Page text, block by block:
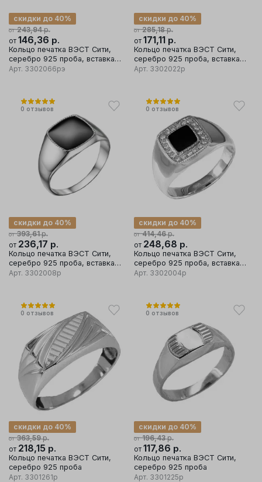
от 243,94р.
скидки до 40%
от 146,36 р.
Кольцо печатка ВЭСТ Сити,
серебро 925 проба, вставка
эмаль
Арт. 3302066рэ
от 285,18р.
скидки до 40%
от 171,11 р.
Кольцо печатка ВЭСТ Сити,
серебро 925 проба, вставка
фианит
Арт. 3302022р
0 отзывов
от 393,61р.
скидки до 40%
от 236,17 р.
Кольцо печатка ВЭСТ Сити,
серебро 925 проба, вставка
фианит
Арт. 3302008р
0 отзывов
от 414,46р.
скидки до 40%
от 248,68 р.
Кольцо печатка ВЭСТ Сити,
серебро 925 проба, вставка
фианит
Арт. 3302004р
0 отзывов
от 363,59р.
скидки до 40%
от 218,15 р.
Кольцо печатка ВЭСТ Сити,
серебро 925 проба
Арт. 3301261р
0 отзывов
от 196,43р.
скидки до 40%
от 117,86 р.
Кольцо печатка ВЭСТ Сити,
серебро 925 проба
Арт. 3301225р